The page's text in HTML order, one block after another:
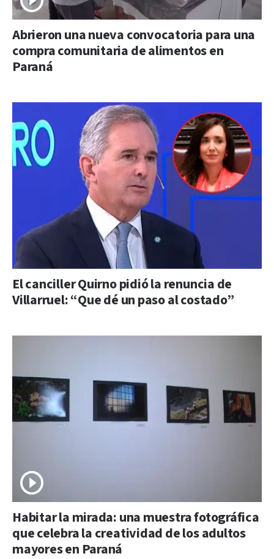
Abrieron una nueva convocatoria para una
compra comunitaria de alimentos en
Paraná
El canciller Quirno pidió la renuncia de
Villarruel: “Que dé un paso al costado”
Habitar la mirada: una muestra fotográfica
que celebra la creatividad de los adultos
mayores en Paraná